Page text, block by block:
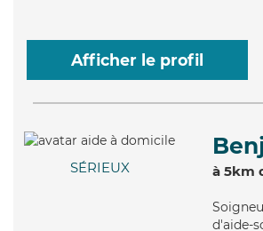
Afficher le profil
SÉRIEUX à 5km
d'aide-